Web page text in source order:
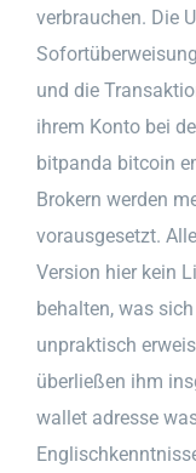
verbrauchen. Die
und die
ihrem Konto bei
bitpanda bitcoin
Brokern werden
vorausgesetzt.
Version hier kein
behalten, was
unpraktisch
überließen ihm
wallet adresse